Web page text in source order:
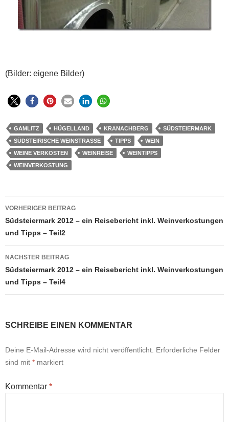
(Bilder: eigene Bilder)
GAMLITZ HÜGELLAND KRANACHBERG
SÜDSTEIERMARK
SÜDSTEIRISCHE WEINSTRASSE
TIPPS
WEIN
WEINE VERKOSTEN
WEINREISE
WEINTIPPS
WEINVERKOSTUNG
Beitragsnavigation
VORHERIGER BEITRAG
Südsteiermark 2012 – ein Reisebericht inkl. Weinverkostungen
und Tipps – Teil2
NÄCHSTER BEITRAG
Südsteiermark 2012 – ein Reisebericht inkl. Weinverkostungen
und Tipps – Teil4
SCHREIBE EINEN KOMMENTAR
Deine E-Mail-Adresse wird nicht veröffentlicht. Erforderliche Felder
sind mit * markiert
Kommentar *